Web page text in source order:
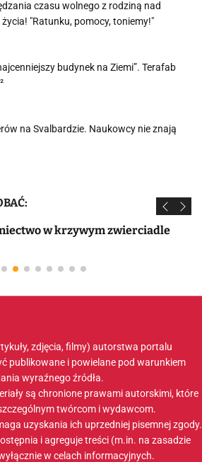
czasu wolnego z rodziną nad
"Ratunku, pomocy, toniemy!"
budynek na Ziemi”. Terafab
na Svalbardzie. Naukowcy nie znają
w krzywym zwierciadle
zdjęcia, filmy) autorstwa portalu
publikowane i powielane pod warunkiem
wyraźnego źródła.
są chronione prawami autorskimi, które
twórcom i wydawcom.
uzyskania ich uprzedniej pisemnej zgody.
i agreguje treści (m.in. na zasadzie
w celach informacyjnych.